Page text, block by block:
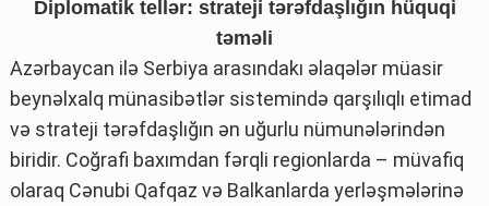
Diplomatik tellər: strateji tərəfdaşlığın hüquqi
təməli
Azərbaycan ilə Serbiya arasındakı əlaqələr müasir
beynəlxalq münasibətlər sistemində qarşılıqlı etimad
və strateji tərəfdaşlığın ən uğurlu nümunələrindən
biridir. Coğrafi baxımdan fərqli regionlarda – müvafiq
olaraq Cənubi Qafqaz və Balkanlarda yerləşmələrinə